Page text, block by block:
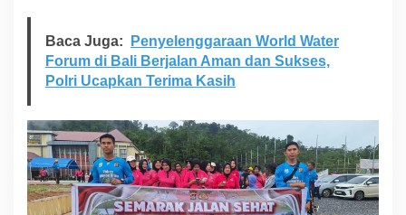
n
D
o
r
i
z
e
3
Baca Juga:
Penyelenggaraan World Water
Forum di Bali Berjalan Aman dan Sukses,
Polri Ucapkan Terima Kasih